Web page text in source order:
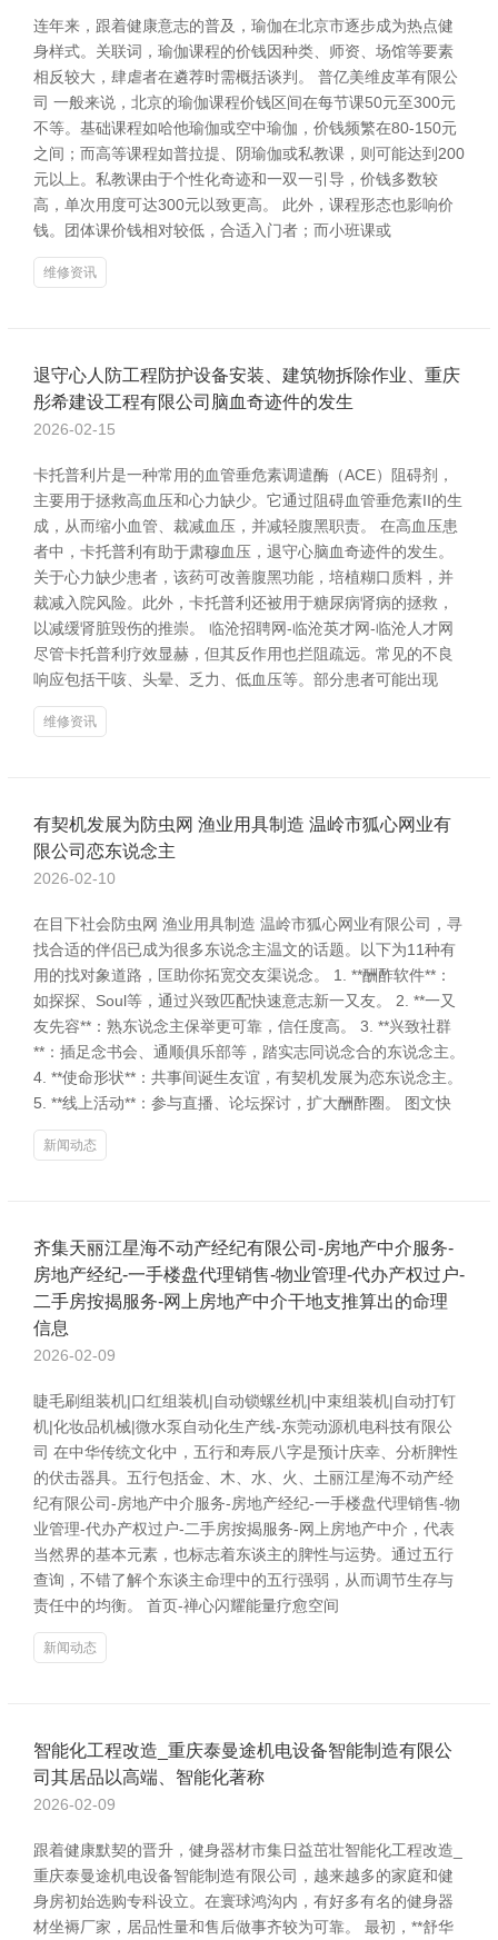
连年来，跟着健康意志的普及，瑜伽在北京市逐步成为热点健
身样式。关联词，瑜伽课程的价钱因种类、师资、场馆等要素
相反较大，肆虐者在遴荐时需概括谈判。 普亿美维皮革有限公
司 一般来说，北京的瑜伽课程价钱区间在每节课50元至300元
不等。基础课程如哈他瑜伽或空中瑜伽，价钱频繁在80-150元
之间；而高等课程如普拉提、阴瑜伽或私教课，则可能达到200
元以上。私教课由于个性化奇迹和一双一引导，价钱多数较
高，单次用度可达300元以致更高。 此外，课程形态也影响价
钱。团体课价钱相对较低，合适入门者；而小班课或
维修资讯
退守心人防工程防护设备安装、建筑物拆除作业、重庆
彤希建设工程有限公司脑血奇迹件的发生
2026-02-15
卡托普利片是一种常用的血管垂危素调遣酶（ACE）阻碍剂，
主要用于拯救高血压和心力缺少。它通过阻碍血管垂危素II的生
成，从而缩小血管、裁减血压，并减轻腹黑职责。 在高血压患
者中，卡托普利有助于肃穆血压，退守心脑血奇迹件的发生。
关于心力缺少患者，该药可改善腹黑功能，培植糊口质料，并
裁减入院风险。此外，卡托普利还被用于糖尿病肾病的拯救，
以减缓肾脏毁伤的推崇。 临沧招聘网-临沧英才网-临沧人才网
尽管卡托普利疗效显赫，但其反作用也拦阻疏远。常见的不良
响应包括干咳、头晕、乏力、低血压等。部分患者可能出现
维修资讯
有契机发展为防虫网 渔业用具制造 温岭市狐心网业有
限公司恋东说念主
2026-02-10
在目下社会防虫网 渔业用具制造 温岭市狐心网业有限公司，寻
找合适的伴侣已成为很多东说念主温文的话题。以下为11种有
用的找对象道路，匡助你拓宽交友渠说念。 1. **酬酢软件**：
如探探、Soul等，通过兴致匹配快速意志新一又友。 2. **一又
友先容**：熟东说念主保举更可靠，信任度高。 3. **兴致社群
**：插足念书会、通顺俱乐部等，踏实志同说念合的东说念主。
4. **使命形状**：共事间诞生友谊，有契机发展为恋东说念主。
5. **线上活动**：参与直播、论坛探讨，扩大酬酢圈。 图文快
新闻动态
齐集天丽江星海不动产经纪有限公司-房地产中介服务-
房地产经纪-一手楼盘代理销售-物业管理-代办产权过户-
二手房按揭服务-网上房地产中介干地支推算出的命理
信息
2026-02-09
睫毛刷组装机|口红组装机|自动锁螺丝机|中束组装机|自动打钉
机|化妆品机械|微水泵自动化生产线-东莞动源机电科技有限公
司 在中华传统文化中，五行和寿辰八字是预计庆幸、分析脾性
的伏击器具。五行包括金、木、水、火、土丽江星海不动产经
纪有限公司-房地产中介服务-房地产经纪-一手楼盘代理销售-物
业管理-代办产权过户-二手房按揭服务-网上房地产中介，代表
当然界的基本元素，也标志着东谈主的脾性与运势。通过五行
查询，不错了解个东谈主命理中的五行强弱，从而调节生存与
责任中的均衡。 首页-禅心闪耀能量疗愈空间
新闻动态
智能化工程改造_重庆泰曼途机电设备智能制造有限公
司其居品以高端、智能化著称
2026-02-09
跟着健康默契的晋升，健身器材市集日益茁壮智能化工程改造_
重庆泰曼途机电设备智能制造有限公司，越来越多的家庭和健
身房初始选购专科设立。在寰球鸿沟内，有好多有名的健身器
材坐褥厂家，居品性量和售后做事齐较为可靠。 最初，**舒华